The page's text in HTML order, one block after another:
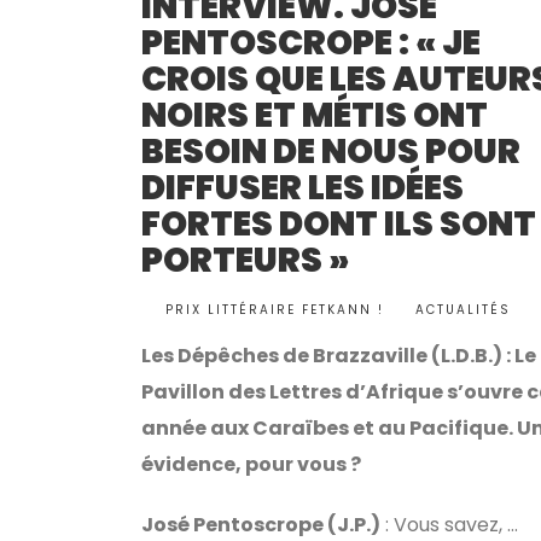
PENTOSCROPE : « JE
CROIS QUE LES
NOIRS ET MÉTIS ONT
BESOIN DE NOUS POUR
DIFFUSER LES IDÉES
FORTES DONT ILS SONT
PORTEURS »
PRIX LITTÉRAIRE FETKANN ! ACTUALITÉS
Les Dépêches de Brazzaville (L.D.B.) : Le
Pavillon des Lettres d’Afrique s’ouvre
année aux Caraïbes et au Pacifique.
évidence, pour vous ?
José Pentoscrope (J.P.) : Vous savez, …